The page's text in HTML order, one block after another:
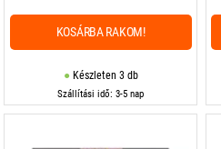
Készleten 3 db
Szállítási idő: 3-5 nap
KOSÁRBA RAKOM!